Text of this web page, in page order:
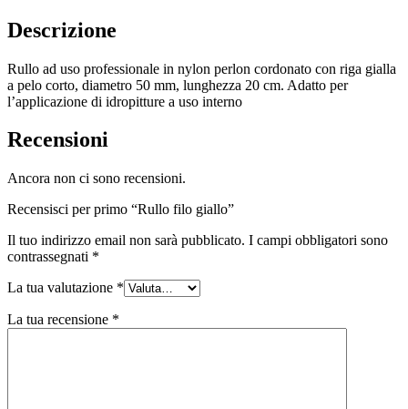
Descrizione
Rullo ad uso professionale in nylon perlon cordonato con riga gialla
a pelo corto, diametro 50 mm, lunghezza 20 cm. Adatto per
l’applicazione di idropitture a uso interno
Recensioni
Ancora non ci sono recensioni.
Recensisci per primo “Rullo filo giallo”
Il tuo indirizzo email non sarà pubblicato. I campi obbligatori sono
contrassegnati *
La tua valutazione *
La tua recensione *